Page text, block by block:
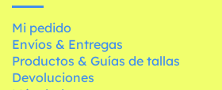
Mi pedido
Envíos & Entregas
Productos & Guías de tallas
Devoluciones